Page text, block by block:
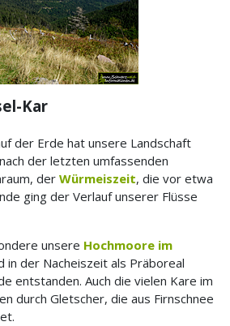
Kar
der Erde hat unsere Landschaft
der letzten umfassenden
der Würmeiszeit, die vor etwa
ging der Verlauf unserer Flüsse
unsere Hochmoore im
in der Nacheiszeit als Präboreal
entstanden. Auch die vielen Kare im
durch Gletscher, die aus Firnschnee